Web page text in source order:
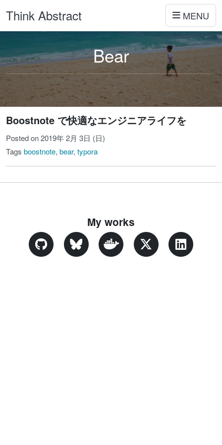
Think Abstract MENU
Bear
Boostnote で快適なエンジニアライフを
Posted on 2019年 2月 3日 (日)
Tags boostnote, bear, typora
My works